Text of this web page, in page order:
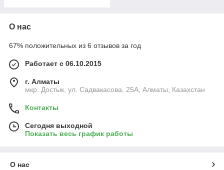
О нас
67% положительных из 6 отзывов за год
Работает с 06.10.2015
г. Алматы
мкр. Достык, ул. Садвакасова, 25А, Алматы, Казахстан
Контакты
Сегодня выходной
Показать весь график работы
О нас